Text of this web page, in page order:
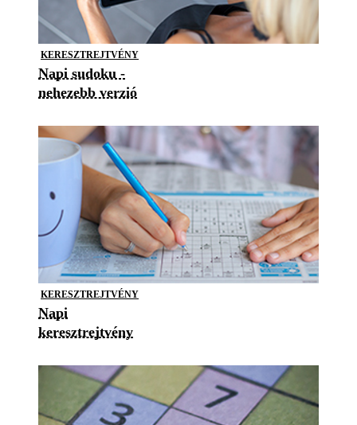
KERESZTREJTVÉNY
Napi sudoku -
nehezebb verzió
KERESZTREJTVÉNY
Napi
keresztrejtvény